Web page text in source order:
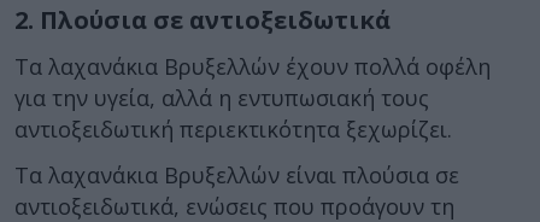
2. Πλούσια σε αντιοξειδωτικά
Τα λαχανάκια Βρυξελλών έχουν πολλά οφέλη
για την υγεία, αλλά η εντυπωσιακή τους
αντιοξειδωτική περιεκτικότητα ξεχωρίζει.
Τα λαχανάκια Βρυξελλών είναι πλούσια σε
αντιοξειδωτικά, ενώσεις που προάγουν τη